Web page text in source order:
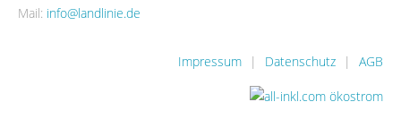
Mail: info@landlinie.de
Impressum | Datenschutz | AGB